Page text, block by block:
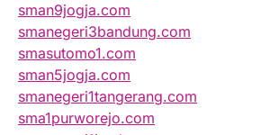
sman9jogja.com
smanegeri3bandung.com
smasutomo1.com
sman5jogja.com
smanegeri1tangerang.com
sma1purworejo.com